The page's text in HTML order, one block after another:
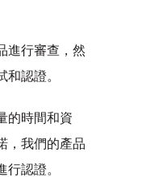
進行審查，然
認證。
的時間和資
，我們的產品
認證。